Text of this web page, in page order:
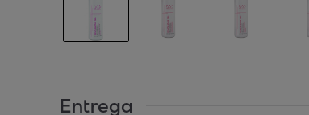
Entrega